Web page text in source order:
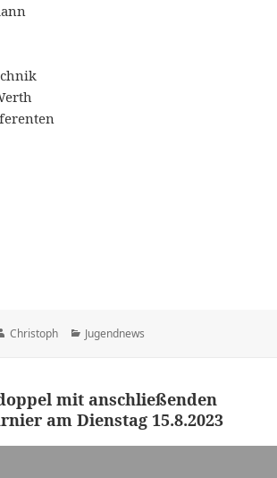
Autor
Christoph Kategorien
Jugendnews
mit anschließenden
am Dienstag 15.8.2023